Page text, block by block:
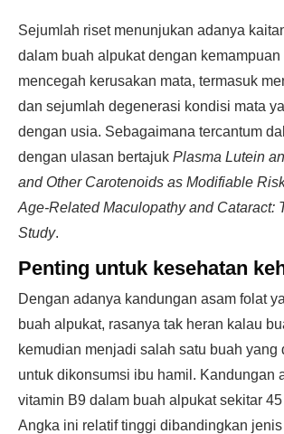
Sejumlah riset menunjukan adanya
dalam buah alpukat dengan kemampuan
mencegah kerusakan mata, termasuk
dan sejumlah degenerasi kondisi mata
dengan usia. Sebagaimana tercantum
dengan ulasan bertajuk Plasma Lutein
and Other Carotenoids as Modifiable
Age-Related Maculopathy and Cataract:
Study.
Penting untuk kesehatan
Dengan adanya kandungan asam folat
buah alpukat, rasanya tak heran kalau
kemudian menjadi salah satu buah yang
untuk dikonsumsi ibu hamil. Kandungan
vitamin B9 dalam buah alpukat sekitar
Angka ini relatif tinggi dibandingkan